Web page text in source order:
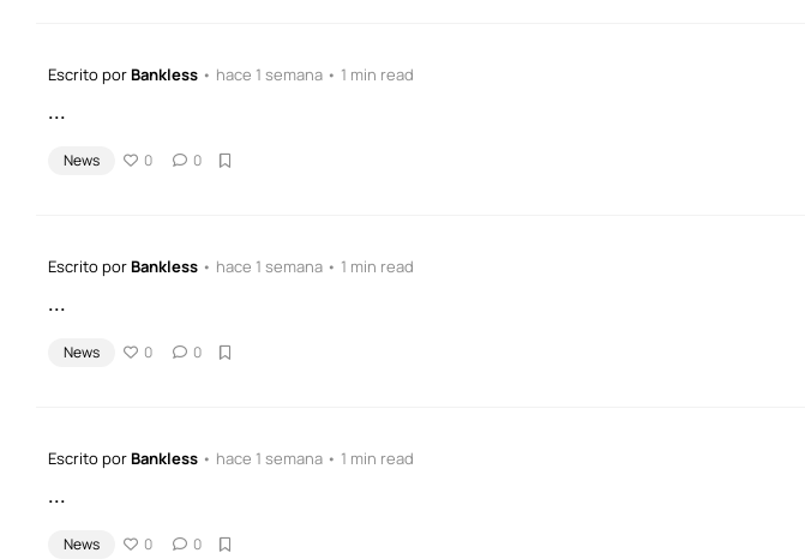
Escrito porBankless • hace 1 semana • 1 min read
...
News 0 0
Escrito porBankless • hace 1 semana • 1 min read
...
News 0 0
Escrito porBankless • hace 1 semana • 1 min read
...
News 0 0